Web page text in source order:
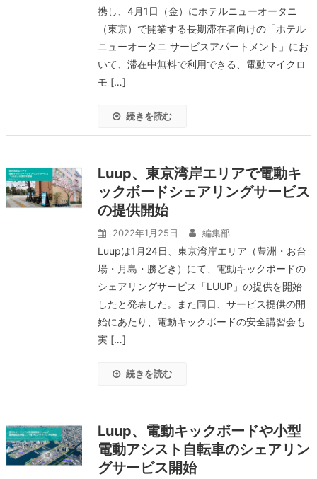
携し、4⽉1⽇（⾦）にホテルニューオータニ
（東京）で開業する長期滞在者向けの「ホテル
ニューオータニ サービスアパートメント」にお
いて、滞在中無料で利⽤できる、電動マイクロ
モ […]
続きを読む
Luup、東京湾岸エリアで電動キ
ックボードシェアリングサービス
の提供開始
2022年1月25日 編集部
Luupは1月24日、東京湾岸エリア（豊洲・お台
場・月島・勝どき）にて、電動キックボードの
シェアリングサービス「LUUP」の提供を開始
したと発表した。また同日、サービス提供の開
始にあたり、電動キックボードの安全講習会も
実 […]
続きを読む
Luup、電動キックボードや小型
電動アシスト自転車のシェアリン
グサービス開始